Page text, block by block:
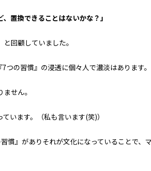
置換できることはないかな？」
と回顧していました。
『7つの習慣』の浸透に個々人で濃淡はあります。
せん。
います。 （私も言います(笑)）
習慣』があり それが文化になっていることで、